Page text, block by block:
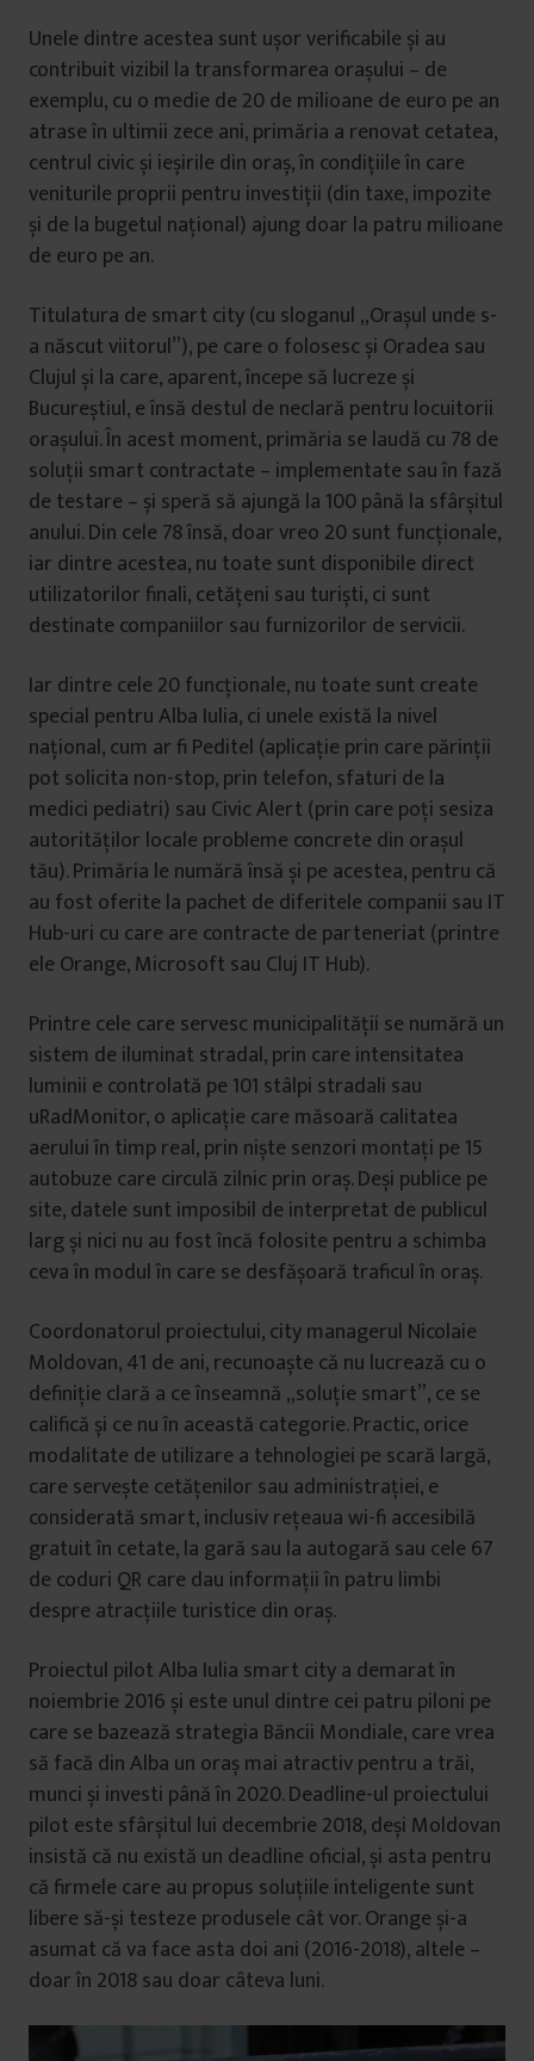
Unele dintre acestea sunt ușor verificabile și au
contribuit vizibil la transformarea orașului – de
exemplu, cu o medie de 20 de milioane de euro pe an
atrase în ultimii zece ani, primăria a renovat cetatea,
centrul civic și ieșirile din oraș, în condițiile în care
veniturile proprii pentru investiții (din taxe, impozite
și de la bugetul național) ajung doar la patru milioane
de euro pe an.
Titulatura de smart city (cu sloganul „Orașul unde s-
a născut viitorul”), pe care o folosesc și Oradea sau
Clujul și la care, aparent, începe să lucreze și
Bucureștiul, e însă destul de neclară pentru locuitorii
orașului. În acest moment, primăria se laudă cu 78 de
soluții smart contractate – implementate sau în fază
de testare – și speră să ajungă la 100 până la sfârșitul
anului. Din cele 78 însă, doar vreo 20 sunt funcționale,
iar dintre acestea, nu toate sunt disponibile direct
utilizatorilor finali, cetățeni sau turiști, ci sunt
destinate companiilor sau furnizorilor de servicii.
Iar dintre cele 20 funcționale, nu toate sunt create
special pentru Alba Iulia, ci unele există la nivel
național, cum ar fi Peditel (aplicație prin care părinții
pot solicita non-stop, prin telefon, sfaturi de la
medici pediatri) sau Civic Alert (prin care poți sesiza
autorităților locale probleme concrete din orașul
tău). Primăria le numără însă și pe acestea, pentru că
au fost oferite la pachet de diferitele companii sau IT
Hub-uri cu care are contracte de parteneriat (printre
ele Orange, Microsoft sau Cluj IT Hub).
Printre cele care servesc municipalității se numără un
sistem de iluminat stradal, prin care intensitatea
luminii e controlată pe 101 stâlpi stradali sau
uRadMonitor, o aplicație care măsoară calitatea
aerului în timp real, prin niște senzori montați pe 15
autobuze care circulă zilnic prin oraș. Deși publice pe
site, datele sunt imposibil de interpretat de publicul
larg și nici nu au fost încă folosite pentru a schimba
ceva în modul în care se desfășoară traficul în oraș.
Coordonatorul proiectului, city managerul Nicolaie
Moldovan, 41 de ani, recunoaște că nu lucrează cu o
definiție clară a ce înseamnă „soluție smart”, ce se
califică și ce nu în această categorie. Practic, orice
modalitate de utilizare a tehnologiei pe scară largă,
care servește cetățenilor sau administrației, e
considerată smart, inclusiv rețeaua wi-fi accesibilă
gratuit în cetate, la gară sau la autogară sau cele 67
de coduri QR care dau informații în patru limbi
despre atracțiile turistice din oraș.
Proiectul pilot Alba Iulia smart city a demarat în
noiembrie 2016 și este unul dintre cei patru piloni pe
care se bazează strategia Băncii Mondiale, care vrea
să facă din Alba un oraș mai atractiv pentru a trăi,
munci și investi până în 2020. Deadline-ul proiectului
pilot este sfârșitul lui decembrie 2018, deși Moldovan
insistă că nu există un deadline oficial, și asta pentru
că firmele care au propus soluțiile inteligente sunt
libere să-și testeze produsele cât vor. Orange și-a
asumat că va face asta doi ani (2016-2018), altele –
doar în 2018 sau doar câteva luni.